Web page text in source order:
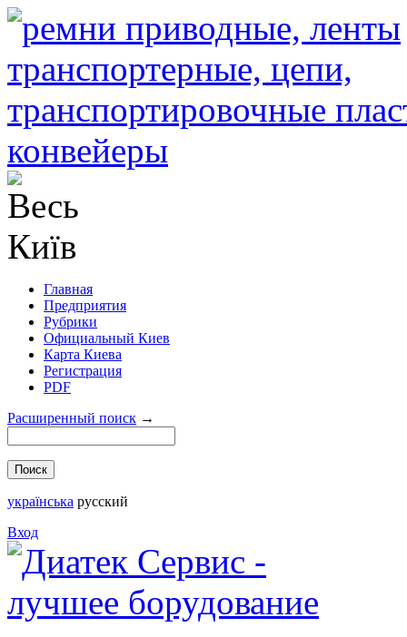
Главная
Предприятия
Рубрики
Официальный Киев
Карта Киева
Регистрация
PDF
Расширенный поиск →
українська русский
Вход